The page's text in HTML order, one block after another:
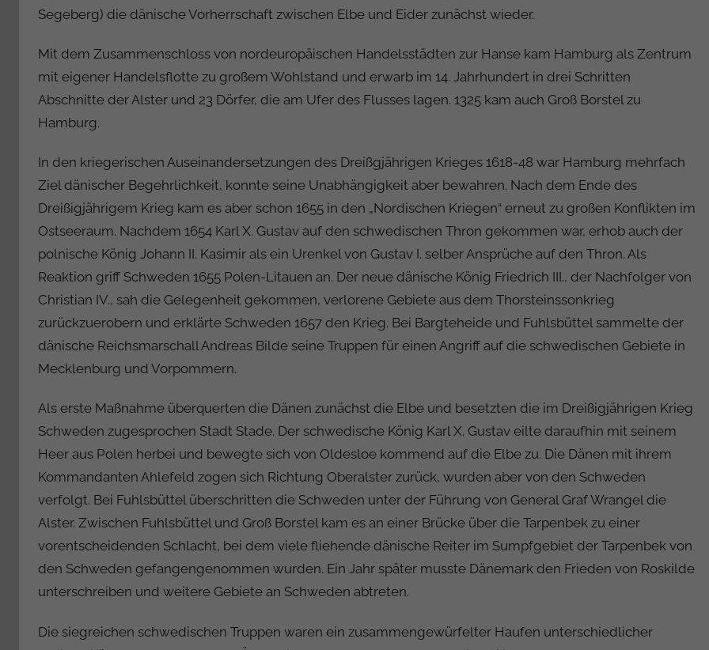
Segeberg) die dänische Vorherrschaft zwischen Elbe und Eider zunächst wieder.
Mit dem Zusammenschloss von nordeuropäischen Handelsstädten zur Hanse kam Hamburg als Zentrum
mit eigener Handelsflotte zu großem Wohlstand und erwarb im 14. Jahrhundert in drei Schritten
Abschnitte der Alster und 23 Dörfer, die am Ufer des Flusses lagen. 1325 kam auch Groß Borstel zu
Hamburg.
In den kriegerischen Auseinandersetzungen des Dreißgjährigen Krieges 1618-48 war Hamburg mehrfach
Ziel dänischer Begehrlichkeit, konnte seine Unabhängigkeit aber bewahren. Nach dem Ende des
Dreißigjährigem Krieg kam es aber schon 1655 in den „Nordischen Kriegen“ erneut zu großen Konflikten im
Ostseeraum. Nachdem 1654 Karl X. Gustav auf den schwedischen Thron gekommen war, erhob auch der
polnische König Johann II. Kasimir als ein Urenkel von Gustav I. selber Ansprüche auf den Thron. Als
Reaktion griff Schweden 1655 Polen-Litauen an. Der neue dänische König Friedrich III., der Nachfolger von
Christian IV., sah die Gelegenheit gekommen, verlorene Gebiete aus dem Thorsteinssonkrieg
zurückzuerobern und erklärte Schweden 1657 den Krieg. Bei Bargteheide und Fuhlsbüttel sammelte der
dänische Reichsmarschall Andreas Bilde seine Truppen für einen Angriff auf die schwedischen Gebiete in
Mecklenburg und Vorpommern.
Als erste Maßnahme überquerten die Dänen zunächst die Elbe und besetzten die im Dreißigjährigen Krieg
Schweden zugesprochen Stadt Stade. Der schwedische König Karl X. Gustav eilte daraufhin mit seinem
Heer aus Polen herbei und bewegte sich von Oldesloe kommend auf die Elbe zu. Die Dänen mit ihrem
Kommandanten Ahlefeld zogen sich Richtung Oberalster zurück, wurden aber von den Schweden
verfolgt. Bei Fuhlsbüttel überschritten die Schweden unter der Führung von General Graf Wrangel die
Alster. Zwischen Fuhlsbüttel und Groß Borstel kam es an einer Brücke über die Tarpenbek zu einer
vorentscheidenden Schlacht, bei dem viele fliehende dänische Reiter im Sumpfgebiet der Tarpenbek von
den Schweden gefangengenommen wurden. Ein Jahr später musste Dänemark den Frieden von Roskilde
unterschreiben und weitere Gebiete an Schweden abtreten.
Die siegreichen schwedischen Truppen waren ein zusammengewürfelter Haufen unterschiedlicher